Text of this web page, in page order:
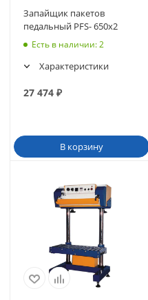
Запайщик пакетов
педальный PFS- 650х2
Есть в наличии: 2
Характеристики
27 474 ₽
В корзину